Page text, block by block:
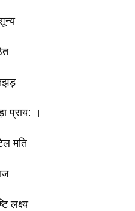
प्राय: ।
मति
लक्ष्य